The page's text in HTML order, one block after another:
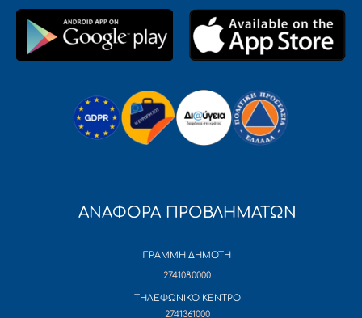
ΑΝΑΦΟΡΑ ΠΡΟΒΛΗΜΑΤΩΝ
ΓΡΑΜΜΗ ΔΗΜΟΤΗ
2741080000
ΤΗΛΕΦΩΝΙΚΟ ΚΕΝΤΡΟ
2741361000